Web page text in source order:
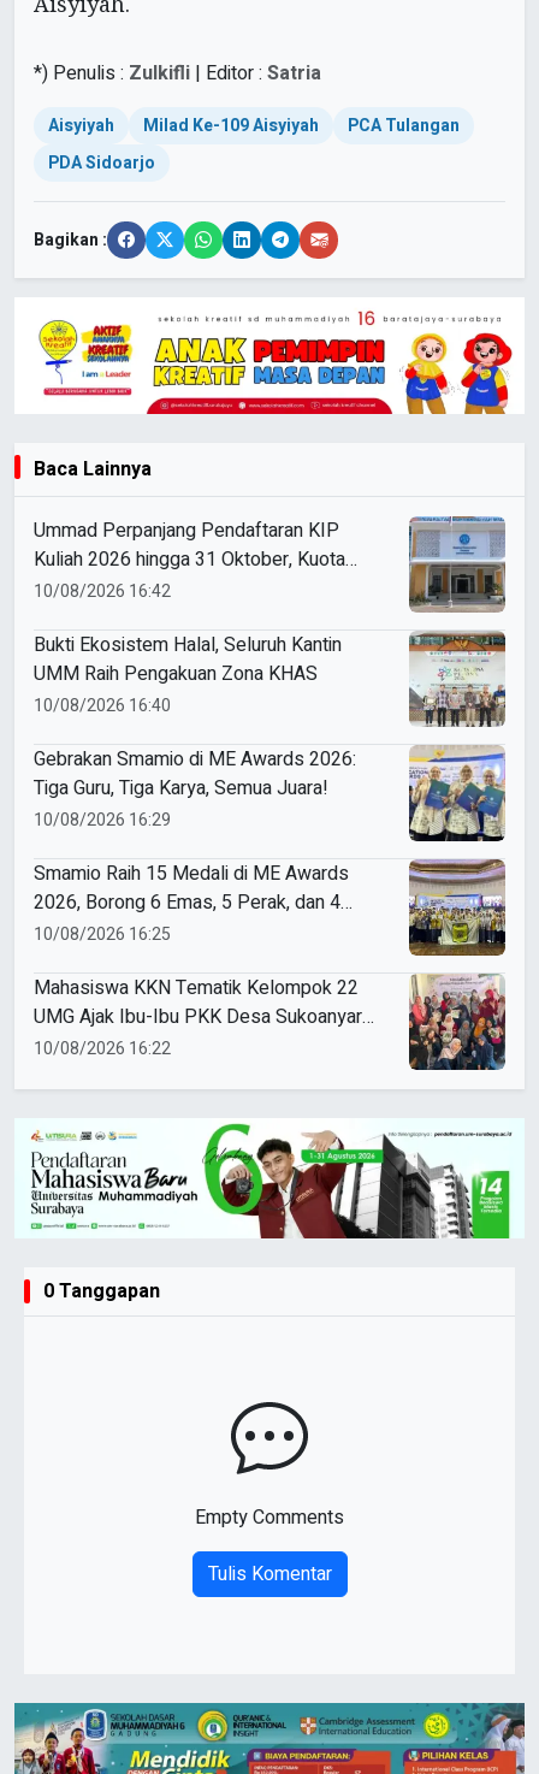
*) Penulis : Zulkifli | Editor : Satria
Aisyiyah Milad Ke-109 Aisyiyah
PCA Tulangan
PDA Sidoarjo
Bagikan :
Baca Lainnya
Ummad Perpanjang Pendaftaran KIP
Kuliah 2026 hingga 31 Oktober, Kuota
Ratusan Menanti
10/08/2026 16:42
Bukti Ekosistem Halal, Seluruh Kantin
UMM Raih Pengakuan Zona KHAS
10/08/2026 16:40
Gebrakan Smamio di ME Awards 2026:
Tiga Guru, Tiga Karya, Semua Juara!
10/08/2026 16:29
Smamio Raih 15 Medali di ME Awards
2026, Borong 6 Emas, 5 Perak, dan 4
Perunggu
10/08/2026 16:25
Mahasiswa KKN Tematik Kelompok 22
UMG Ajak Ibu-Ibu PKK Desa Sukoanyar
Berkreasi dengan Ecoprint
10/08/2026 16:22
0 Tanggapan
Empty Comments
Tulis Komentar